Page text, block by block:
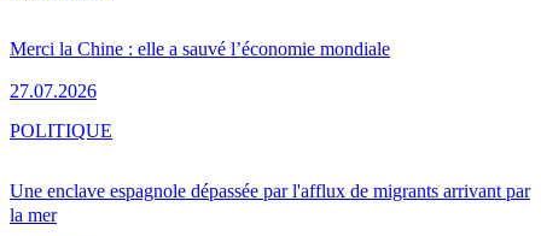
Merci la Chine : elle a sauvé l’économie mondiale
27.07.2026
Une enclave espagnole dépassée par l'afflux de migrants arrivant par
la mer
POLITIQUE